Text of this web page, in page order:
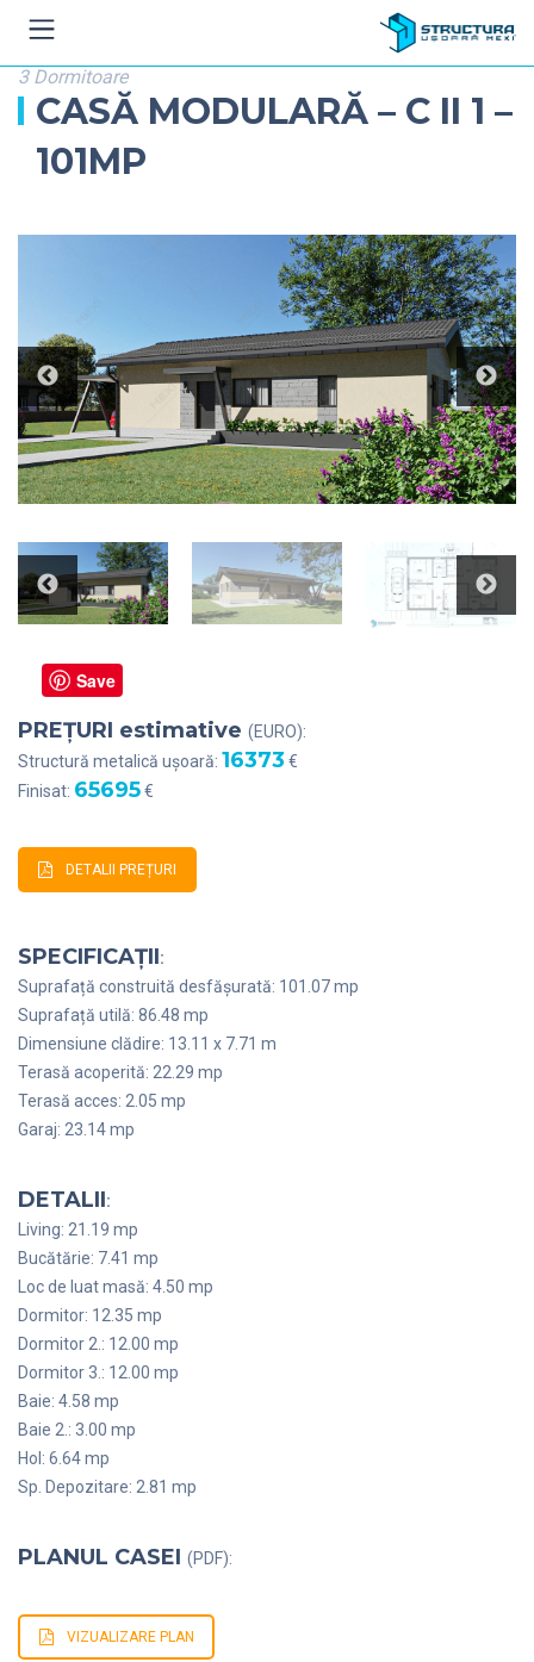
3 Dormitoare
CASĂ MODULARĂ – C II 1 –
101MP
Save
PREȚURI estimative (EURO):
Structură metalică ușoară: 16373 €
Finisat: 65695€
DETALII PREȚURI
SPECIFICAȚII:
Suprafață construită desfășurată: 101.07 mp
Suprafață utilă: 86.48 mp
Dimensiune clădire: 13.11 x 7.71 m
Terasă acoperită: 22.29 mp
Terasă acces: 2.05 mp
Garaj: 23.14 mp
DETALII:
Living: 21.19 mp
Bucătărie: 7.41 mp
Loc de luat masă: 4.50 mp
Dormitor: 12.35 mp
Dormitor 2.: 12.00 mp
Dormitor 3.: 12.00 mp
Baie: 4.58 mp
Baie 2.: 3.00 mp
Hol: 6.64 mp
Sp. Depozitare: 2.81 mp
PLANUL CASEI (PDF):
VIZUALIZARE PLAN